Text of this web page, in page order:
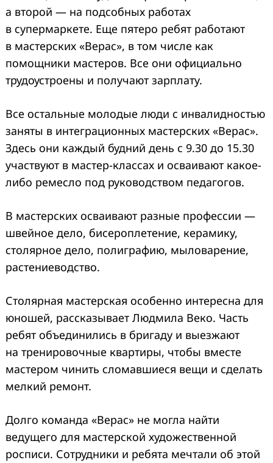
а второй — на подсобных работах
в супермаркете. Еще пятеро ребят работают
в мастерских «Верас», в том числе как
помощники мастеров. Все они официально
трудоустроены и получают зарплату.
Все остальные молодые люди с инвалидностью
заняты в интеграционных мастерских «Верас».
Здесь они каждый будний день с 9.30 до 15.30
участвуют в мастер-классах и осваивают какое-
либо ремесло под руководством педагогов.
В мастерских осваивают разные профессии —
швейное дело, бисероплетение, керамику,
столярное дело, полиграфию, мыловарение,
растениеводство.
Столярная мастерская особенно интересна для
юношей, рассказывает Людмила Веко. Часть
ребят объединились в бригаду и выезжают
на тренировочные квартиры, чтобы вместе
мастером чинить сломавшиеся вещи и сделать
мелкий ремонт.
Долго команда «Верас» не могла найти
ведущего для мастерской художественной
росписи. Сотрудники и ребята мечтали об этой